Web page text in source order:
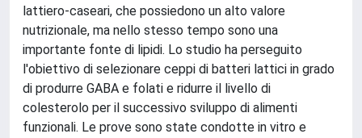
lattiero-caseari, che possiedono un alto valore
nutrizionale, ma nello stesso tempo sono una
importante fonte di lipidi. Lo studio ha perseguito
l'obiettivo di selezionare ceppi di batteri lattici in grado
di produrre GABA e folati e ridurre il livello di
colesterolo per il successivo sviluppo di alimenti
funzionali. Le prove sono state condotte in vitro e